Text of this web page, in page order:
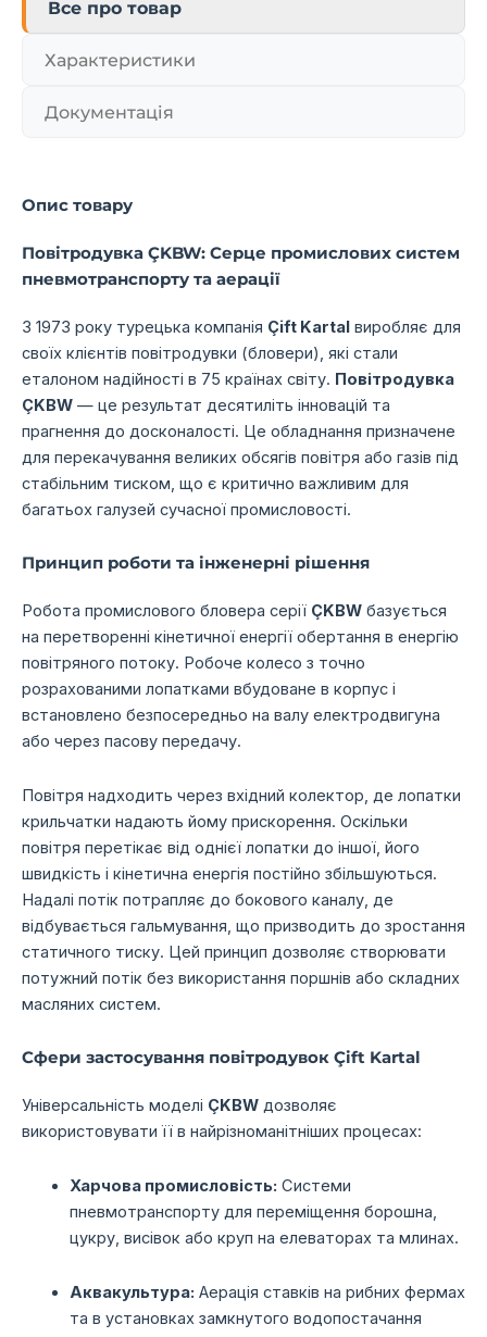
Все про товар
Характеристики
Документація
Опис товару
Повітродувка ÇKBW: Серце промислових систем
пневмотранспорту та аерації
З 1973 року турецька компанія Çift Kartal виробляє для
своїх клієнтів повітродувки (бловери), які стали
еталоном надійності в 75 країнах світу. Повітродувка
ÇKBW — це результат десятиліть інновацій та
прагнення до досконалості. Це обладнання призначене
для перекачування великих обсягів повітря або газів під
стабільним тиском, що є критично важливим для
багатьох галузей сучасної промисловості.
Принцип роботи та інженерні рішення
Робота промислового бловера серії ÇKBW базується
на перетворенні кінетичної енергії обертання в енергію
повітряного потоку. Робоче колесо з точно
розрахованими лопатками вбудоване в корпус і
встановлено безпосередньо на валу електродвигуна
або через пасову передачу.
Повітря надходить через вхідний колектор, де лопатки
крильчатки надають йому прискорення. Оскільки
повітря перетікає від однієї лопатки до іншої, його
швидкість і кінетична енергія постійно збільшуються.
Надалі потік потрапляє до бокового каналу, де
відбувається гальмування, що призводить до зростання
статичного тиску. Цей принцип дозволяє створювати
потужний потік без використання поршнів або складних
масляних систем.
Сфери застосування повітродувок Çift Kartal
Універсальність моделі ÇKBW дозволяє
використовувати її в найрізноманітніших процесах:
Харчова промисловість: Системи
пневмотранспорту для переміщення борошна,
цукру, висівок або круп на елеваторах та млинах.
Аквакультура: Аерація ставків на рибних фермах
та в установках замкнутого водопостачання